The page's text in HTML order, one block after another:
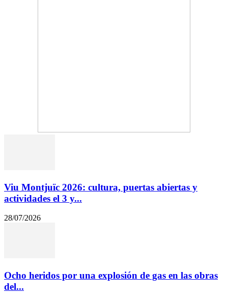
Viu Montjuïc 2026: cultura, puertas abiertas y
actividades el 3 y...
28/07/2026
Ocho heridos por una explosión de gas en las obras
del...